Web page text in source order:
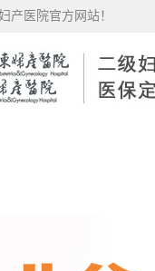
产医院官方网站！